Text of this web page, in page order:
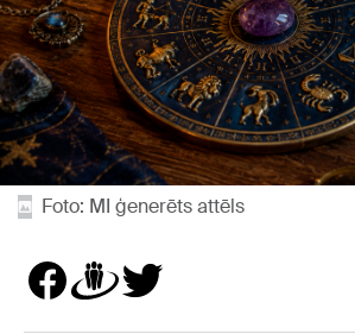
Foto: MI ģenerēts attēls